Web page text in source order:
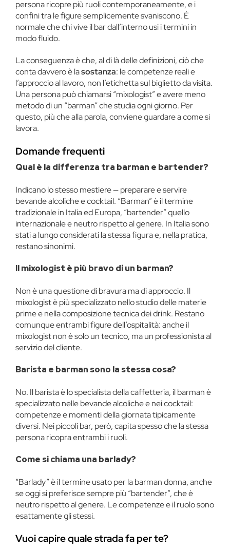
persona ricopre più ruoli contemporaneamente, e i
confini tra le figure semplicemente svaniscono. È
normale che chi vive il bar dall’interno usi i termini in
modo fluido.
La conseguenza è che, al di là delle definizioni, ciò che
conta davvero è lasostanza: le competenze reali e
l’approccio al lavoro, non l’etichetta sul biglietto da visita.
Una persona può chiamarsi “mixologist” e avere meno
metodo di un “barman” che studia ogni giorno. Per
questo, più che alla parola, conviene guardare a come si
lavora.
Domande frequenti
Qual è la differenza tra barman e bartender?
Indicano lo stesso mestiere — preparare e servire
bevande alcoliche e cocktail. “Barman” è il termine
tradizionale in Italia ed Europa, “bartender” quello
internazionale e neutro rispetto al genere. In Italia sono
stati a lungo considerati la stessa figura e, nella pratica,
restano sinonimi.
Il mixologist è più bravo di un barman?
Non è una questione di bravura ma di approccio. Il
mixologist è più specializzato nello studio delle materie
prime e nella composizione tecnica dei drink. Restano
comunque entrambi figure dell’ospitalità: anche il
mixologist non è solo un tecnico, ma un professionista al
servizio del cliente.
Barista e barman sono la stessa cosa?
No. Il barista è lo specialista della caffetteria, il barman è
specializzato nelle bevande alcoliche e nei cocktail:
competenze e momenti della giornata tipicamente
diversi. Nei piccoli bar, però, capita spesso che la stessa
persona ricopra entrambi i ruoli.
Come si chiama una barlady?
“Barlady” è il termine usato per la barman donna, anche
se oggi si preferisce sempre più “bartender”, che è
neutro rispetto al genere. Le competenze e il ruolo sono
esattamente gli stessi.
Vuoi capire quale strada fa per te?